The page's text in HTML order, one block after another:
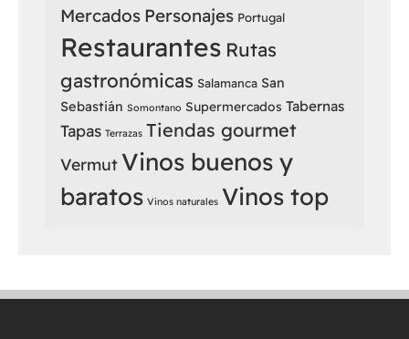
Mercados Personajes Portugal
Restaurantes Rutas
gastronómicas Salamanca San
Sebastián Somontano Supermercados Tabernas
Tapas Terrazas Tiendas gourmet
Vermut Vinos buenos y
baratos Vinos naturales Vinos top